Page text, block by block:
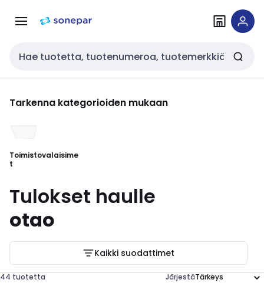
navigointiinsisältöön
Haku
Tarkenna kategorioiden mukaan
Toimistovalaisime
t
Tulokset haulle
otao
Kaikki suodattimet
44 tuotetta Järjestä